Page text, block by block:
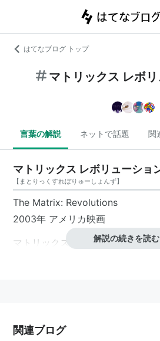
はてなブログ トップ
マトリックス レボ
言葉の解説 ネットで話題 関
マトリックス レボリューショ
【 まとりっくすれぼりゅーしょんず】
The Matrix: Revolutions
2003年 アメリカ映画
マトリックス3部作の最終章。
脚本ウォシャウスキー
解説の続きを読む
関連ブログ